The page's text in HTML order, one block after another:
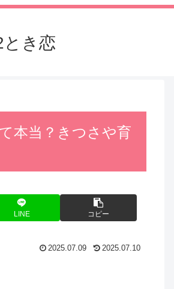
とき恋
本当？きつさや育
LINE コピー
2025.07.09 2025.07.10